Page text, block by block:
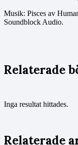
Musik: Pisces av
Soundblock Audio.
Relaterade
Inga resultat hittades.
Relaterade